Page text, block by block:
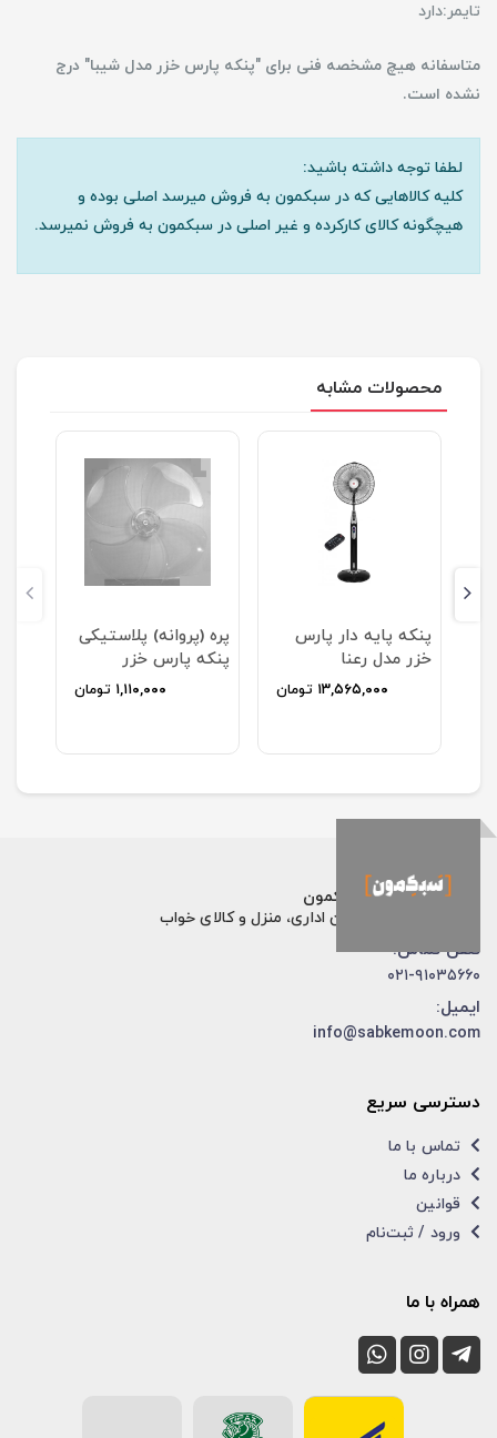
تایمر:دارد
متاسفانه هیچ مشخصه فنی برای "پنکه پارس خزر مدل شیبا" درج
نشده است.
لطفا توجه داشته باشید:
کلیه کالاهایی که در سبکمون به فروش میرسد اصلی بوده و
هیچگونه کالای کارکرده و غیر اصلی در سبکمون به فروش نمیرسد.
محصولات مشابه
پره (پروانه) پلاستیکی
پنکه پارس خزر
۱,۱۱۰,۰۰۰ تومان
پنکه پایه دار پارس
خزر مدل رعنا
۱۳,۵۶۵,۰۰۰ تومان
فروشگاه اینترنتی سبکمون
فروش تخصصی مبلمان اداری، منزل و کالای خواب
تلفن تماس:
۰۲۱-۹۱۰۳۵۶۶۰
ایمیل:
info@sabkemoon.com
دسترسی سریع
تماس با ما
درباره ما
قوانین
ورود / ثبت‌نام
همراه با ما